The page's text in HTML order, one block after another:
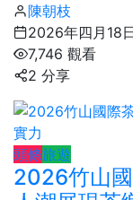
陳朝枝
2026年四月18
7,746 觀看
2 分享
頭條旅遊
2026竹山